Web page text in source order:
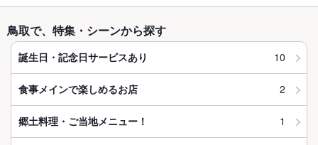
鳥取で、特集・シーンから探す
誕生日・記念日サービスあり 10
食事メインで楽しめるお店 2
郷土料理・ご当地メニュー！ 1